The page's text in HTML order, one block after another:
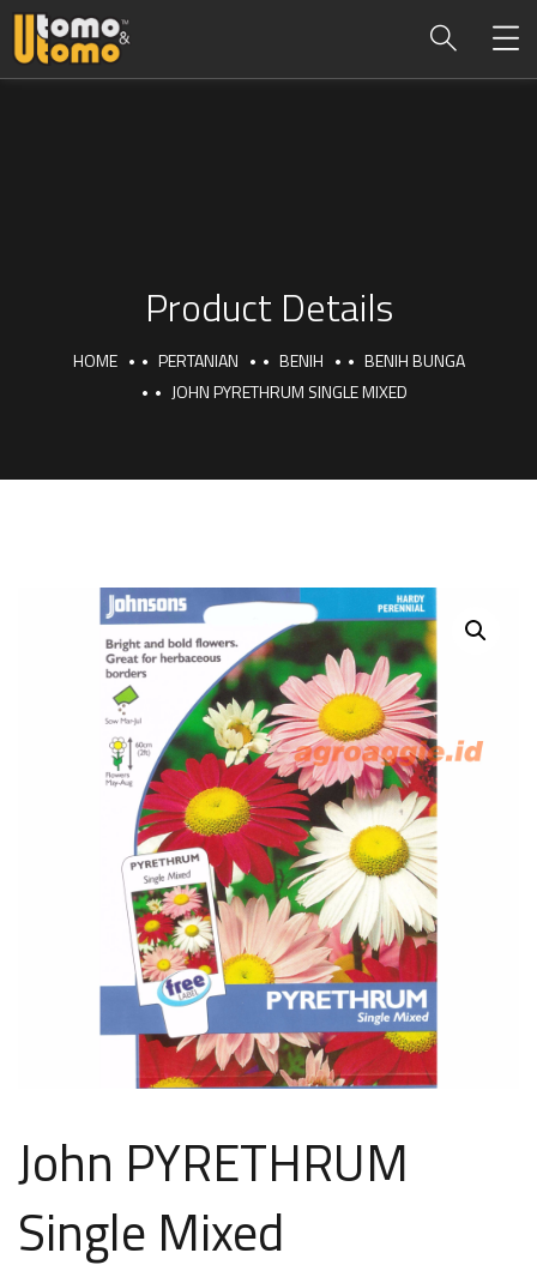
Product Details
HOME PERTANIAN BENIH
BENIH BUNGA
JOHN PYRETHRUM SINGLE MIXED
John PYRETHRUM
Single Mixed